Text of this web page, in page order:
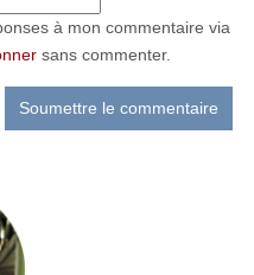
à mon commentaire via
sans commenter.